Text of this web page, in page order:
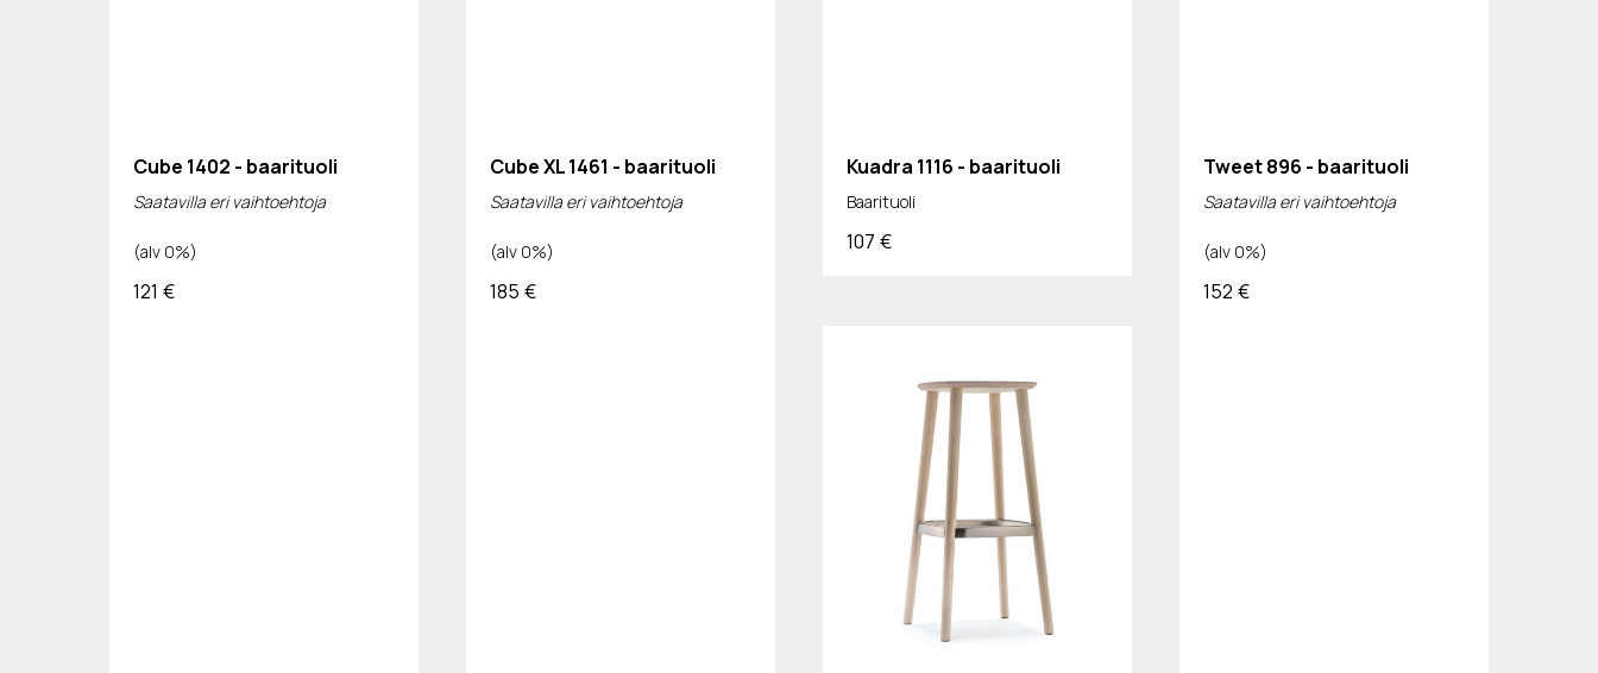
Cube 1402 - baarituoli
Saatavilla eri vaihtoehtoja
(alv 0%)
121 €
Cube XL 1461 - baarituoli
Saatavilla eri vaihtoehtoja
(alv 0%)
185 €
Kuadra 1116 - baarituoli
Baarituoli
107 €
Tweet 896 - baarituoli
Saatavilla eri vaihtoehtoja
(alv 0%)
152 €